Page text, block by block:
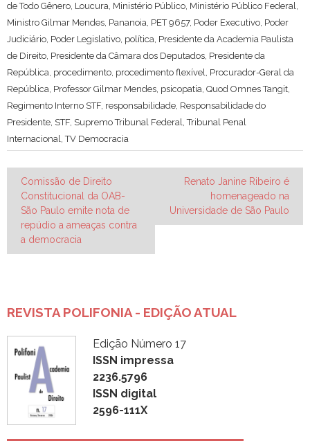
de Todo Gênero, Loucura, Ministério Público, Ministério Público Federal,
Ministro Gilmar Mendes, Pananoia, PET 9657, Poder Executivo, Poder
Judiciário, Poder Legislativo, política, Presidente da Academia Paulista
de Direito, Presidente da Câmara dos Deputados, Presidente da
República, procedimento, procedimento flexível, Procurador-Geral da
República, Professor Gilmar Mendes, psicopatia, Quod Omnes Tangit,
Regimento Interno STF, responsabilidade, Responsabilidade do
Presidente, STF, Supremo Tribunal Federal,Tribunal Penal
Internacional,TV Democracia
Navegação
de
Post
Comissão de Direito
Constitucional da OAB-
São Paulo emite nota de
repúdio a ameaças contra
a democracia
Renato Janine Ribeiro é
homenageado na
Universidade de São Paulo
REVISTA POLIFONIA - EDIÇÃO ATUAL
Edição Número 17
ISSN impressa
2236.5796
ISSN digital
2596-111X